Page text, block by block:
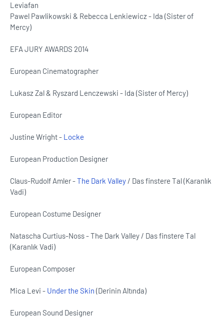
Leviafan
Pawel Pawlikowski & Rebecca Lenkiewicz - Ida (Sister of
Mercy)
EFA JURY AWARDS 2014
European Cinematographer
Lukasz Zal & Ryszard Lenczewski - Ida (Sister of Mercy)
European Editor
Justine Wright - Locke
European Production Designer
Claus-Rudolf Amler -The Dark Valley / Das finstere Tal (Karanlık
Vadi)
European Costume Designer
Natascha Curtius-Noss - The Dark Valley / Das finstere Tal
(Karanlık Vadi)
European Composer
Mica Levi - Under the Skin (Derinin Altında)
European Sound Designer